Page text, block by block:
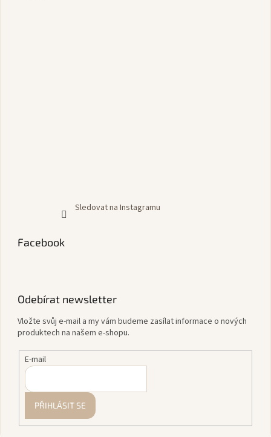
Sledovat na Instagramu
Facebook
Odebírat newsletter
Vložte svůj e-mail a my vám budeme zasílat informace o nových
produktech na našem e-shopu.
E-mail
PŘIHLÁSIT SE